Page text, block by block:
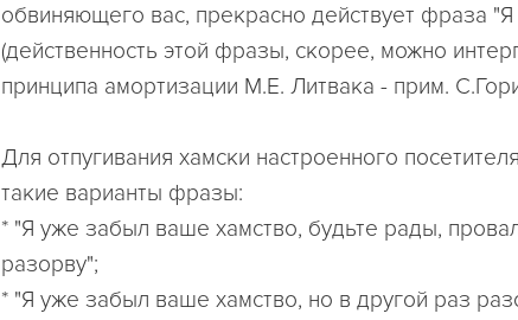
обвиняющего вас, прекрасно действует фраза
(действенность этой фразы, скорее, можно
принципа амортизации М.Е. Литвака - прим.
Для отпугивания хамски настроенного
такие варианты фразы:
* "Я уже забыл ваше хамство, будьте рады,
разорву";
* "Я уже забыл ваше хамство, но в другой раз